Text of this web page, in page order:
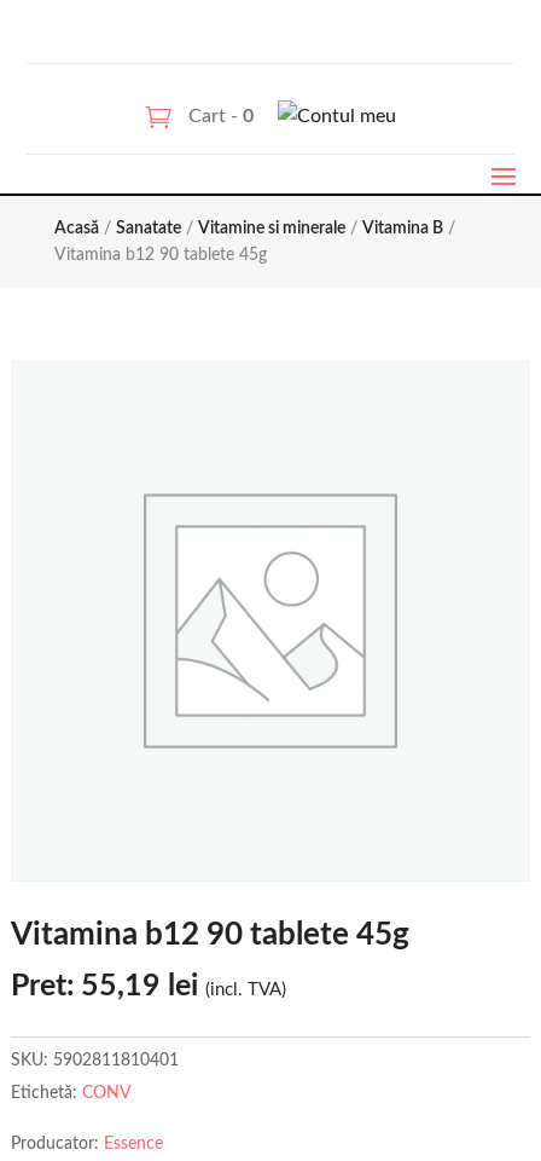
Cart - 0
Acasă/ Sanatate/ Vitamine si minerale/ Vitamina B/
Vitamina b12 90 tablete 45g
Vitamina b12 90 tablete 45g
Pret: 55,19 lei (incl. TVA)
SKU: 5902811810401
Etichetă: CONV
Producator: Essence